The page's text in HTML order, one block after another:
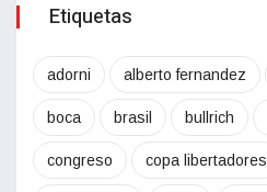
Etiquetas
adorni alberto fernandez
boca brasil bullrich
congreso copa libertadores